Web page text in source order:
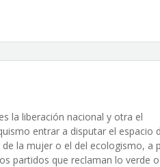
la liberación nacional y otra el
entrar a disputar el espacio
la mujer o el del ecologismo, a
partidos que reclaman lo verde